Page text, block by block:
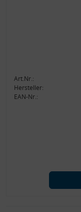
Art.Nr.:
Hersteller:
EAN-Nr.: